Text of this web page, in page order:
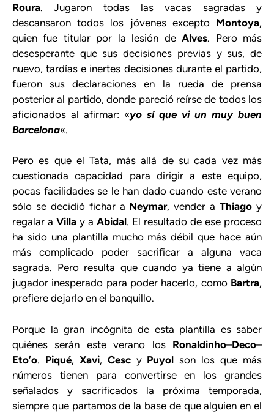
Roura. Jugaron todas las vacas sagradas y
descansaron todos los jóvenes excepto Montoya,
quien fue titular por la lesión deAlves. Pero más
desesperante que sus decisiones previas y sus, de
nuevo, tardías e inertes decisiones durante el partido,
fueron sus declaraciones en la rueda de prensa
posterior al partido, donde pareció reírse de todos los
aficionados al afirmar: «yo sí que vi un muy buen
Barcelona«.
Pero es que el Tata, más allá de su cada vez más
cuestionada capacidad para dirigir a este equipo,
pocas facilidades se le han dado cuando este verano
sólo se decidió fichar a Neymar, vender aThiago y
regalar a Villa y a Abidal. El resultado de ese proceso
ha sido una plantilla mucho más débil que hace aún
más complicado poder sacrificar a alguna vaca
sagrada. Pero resulta que cuando ya tiene a algún
jugador inesperado para poder hacerlo, como Bartra,
prefiere dejarlo en el banquillo.
Porque la gran incógnita de esta plantilla es saber
quiénes serán este verano los Ronaldinho–Deco–
Eto’o. Piqué, Xavi, Cescy Puyol son los que más
números tienen para convertirse en los grandes
señalados y sacrificados la próxima temporada,
siempre que partamos de la base de que alguien en el